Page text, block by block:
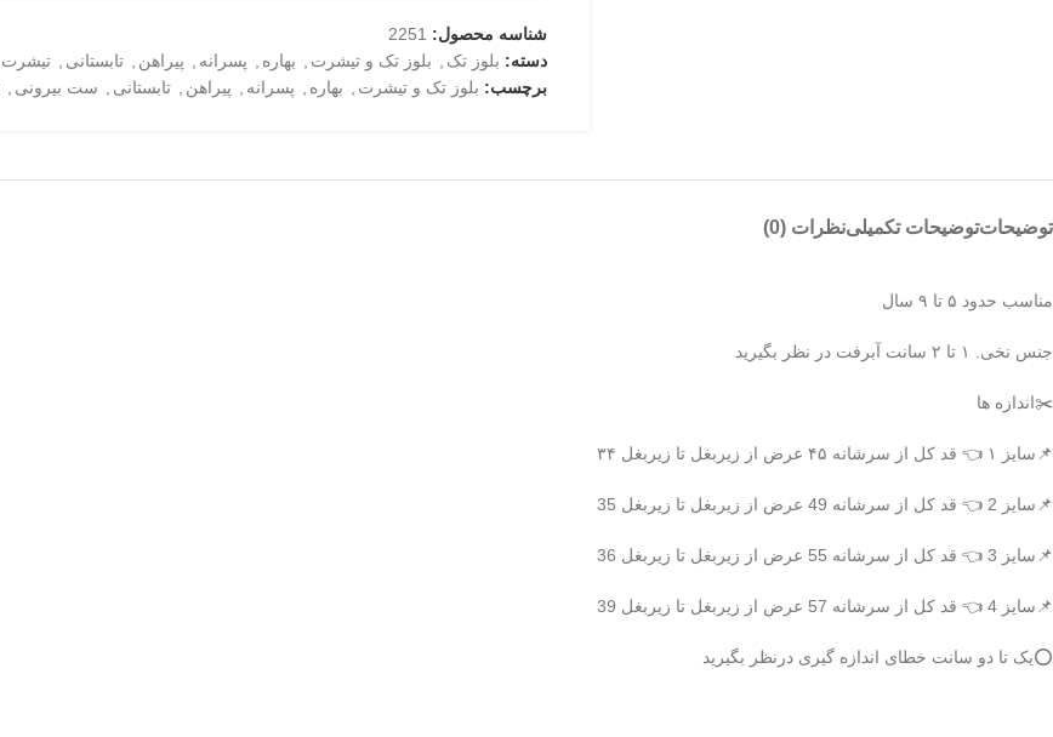
شناسه محصول: 2251
دسته: بلوز تک بلوز تک و تیشرت بهاره پسرانه پیراهن تابستانی تیشرت
برچسب: بلوز تک و تیشرت بهاره پسرانه پیراهن تابستانی ست بیرونی
توضیحاتتوضیحات تکمیلینظرات (0)
مناسب حدود ۵ تا ۹ سال
جنس نخی. ۱ تا ۲ سانت آبرفت در نظر بگیرید
✂️اندازه ها
📌سایز ۱ 👈 قد کل از سرشانه ۴۵ عرض از زیربغل تا زیربغل ۳۴
📌سایز 2 👈 قد کل از سرشانه 49 عرض از زیربغل تا زیربغل 35
📌سایز 3 👈 قد کل از سرشانه 55 عرض از زیربغل تا زیربغل 36
📌سایز 4 👈 قد کل از سرشانه 57 عرض از زیربغل تا زیربغل 39
⭕️یک تا دو سانت خطای اندازه گیری درنظر بگیرید